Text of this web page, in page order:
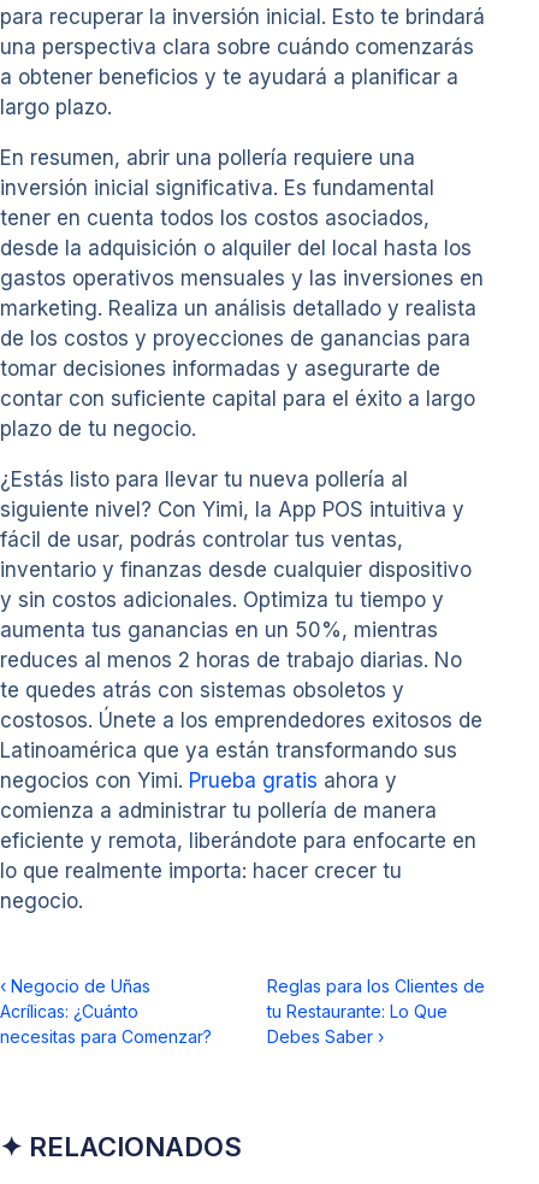
para recuperar la inversión inicial. Esto te brindará
una perspectiva clara sobre cuándo comenzarás
a obtener beneficios y te ayudará a planificar a
largo plazo.
En resumen, abrir una pollería requiere una
inversión inicial significativa. Es fundamental
tener en cuenta todos los costos asociados,
desde la adquisición o alquiler del local hasta los
gastos operativos mensuales y las inversiones en
marketing. Realiza un análisis detallado y realista
de los costos y proyecciones de ganancias para
tomar decisiones informadas y asegurarte de
contar con suficiente capital para el éxito a largo
plazo de tu negocio.
¿Estás listo para llevar tu nueva pollería al
siguiente nivel? Con Yimi, la App POS intuitiva y
fácil de usar, podrás controlar tus ventas,
inventario y finanzas desde cualquier dispositivo
y sin costos adicionales. Optimiza tu tiempo y
aumenta tus ganancias en un 50%, mientras
reduces al menos 2 horas de trabajo diarias. No
te quedes atrás con sistemas obsoletos y
costosos. Únete a los emprendedores exitosos de
Latinoamérica que ya están transformando sus
negocios con Yimi. Prueba gratis ahora y
comienza a administrar tu pollería de manera
eficiente y remota, liberándote para enfocarte en
lo que realmente importa: hacer crecer tu
negocio.
‹ Negocio de Uñas
Acrílicas: ¿Cuánto
necesitas para Comenzar?
Reglas para los Clientes de
tu Restaurante: Lo Que
Debes Saber›
✦ RELACIONADOS